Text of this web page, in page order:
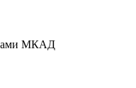
МКАД